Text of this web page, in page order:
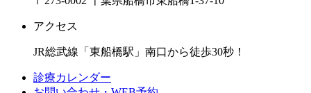
アクセス
JR総武線「東船橋駅」南口から徒歩30秒！
診療カレンダー